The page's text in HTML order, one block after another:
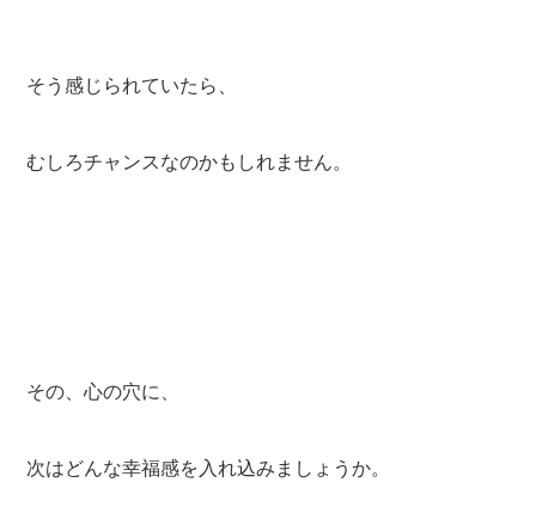
そう感じられていたら、
むしろチャンスなのかもしれません。
その、心の穴に、
次はどんな幸福感を入れ込みましょうか。